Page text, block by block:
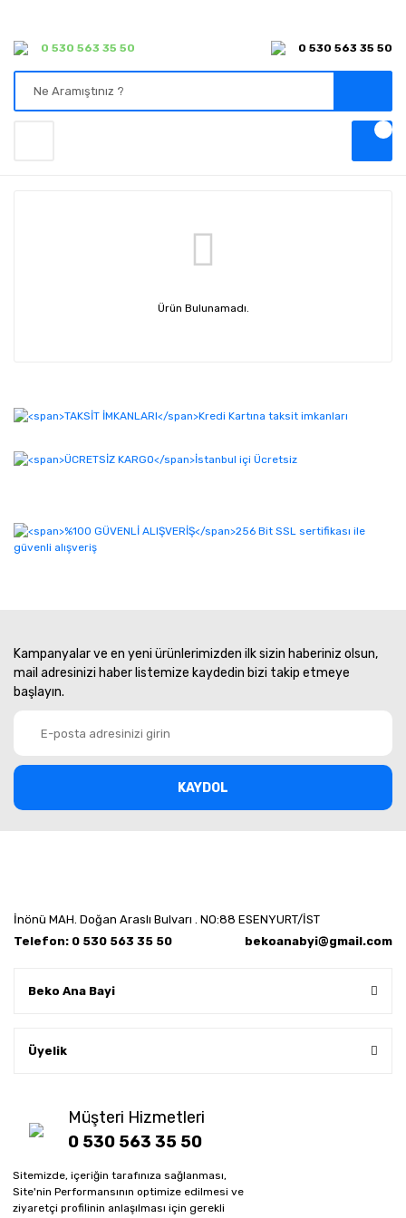
Sitemizde, içeriğin tarafınıza sağlanması,
Site'nin Performansının optimize edilmesi ve
ziyaretçi profilinin anlaşılması için gerekli
0 530 563 35 50 0 530 563 35 50
Ürün Bulunamadı.
Kampanyalar ve en yeni ürünlerimizden ilk sizin haberiniz olsun,
mail adresinizi haber listemize kaydedin bizi takip etmeye
başlayın.
KAYDOL
İnönü MAH. Doğan Araslı Bulvarı . NO:88 ESENYURT/İST
Telefon: 0 530 563 35 50
bekoanabyi@gmail.com
Beko Ana Bayi
Üyelik
Müşteri Hizmetleri
0 530 563 35 50
Whatsapp sipariş hattı
0 530 563 35 50